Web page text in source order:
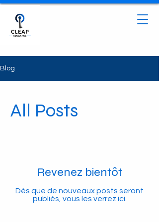
Blog
All Posts
Revenez bientôt
Dès que de nouveaux posts seront
publiés, vous les verrez ici.